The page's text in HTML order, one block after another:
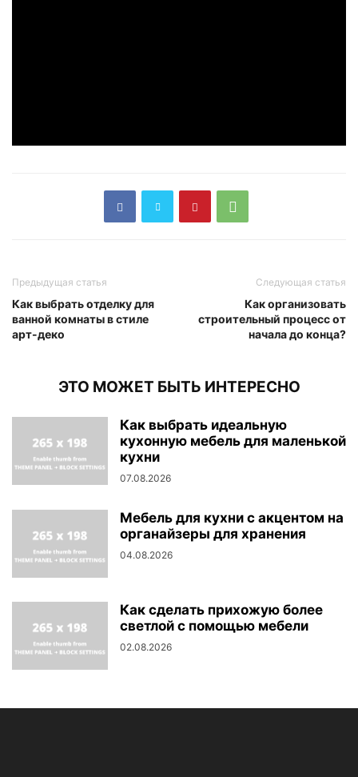
Предыдущая статья
Как выбрать отделку для
ванной комнаты в стиле
арт-деко
Следующая статья
Как организовать
строительный процесс от
начала до конца?
ЭТО МОЖЕТ БЫТЬ ИНТЕРЕСНО
Как выбрать идеальную
кухонную мебель для маленькой
кухни
07.08.2026
Мебель для кухни с акцентом на
органайзеры для хранения
04.08.2026
Как сделать прихожую более
светлой с помощью мебели
02.08.2026